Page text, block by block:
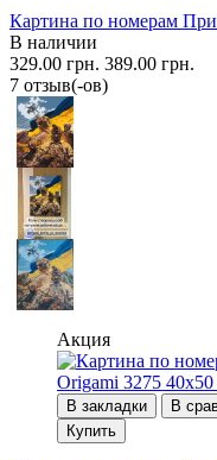
Картина по номерам
В наличии
329.00 грн. 389.00 грн.
7 отзыв(-ов)
Акция
В закладки
В
Купить